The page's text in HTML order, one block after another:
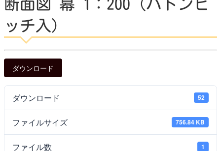
背景の色
ソーシャルメディア
断面図 幕 1：200（バトンピ
ッチ入）
ダウンロード
ダウンロード 52
ファイルサイズ 756.84 KB
ファイル数 1